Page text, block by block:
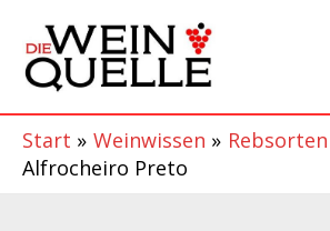
Inhalt
springen
Start Weinwissen Rebsorten
Alfrocheiro Preto